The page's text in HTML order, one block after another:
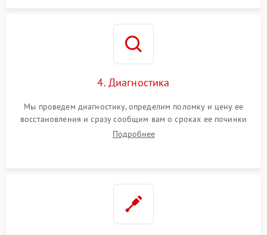
4. Диагностика
Мы проведем диагностику, определим поломку и цену ее
восстановления и сразу сообщим вам о сроках ее починки
Подробнее